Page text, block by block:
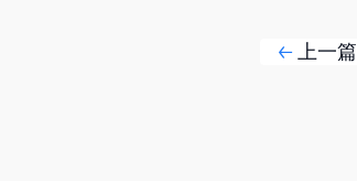
上一篇